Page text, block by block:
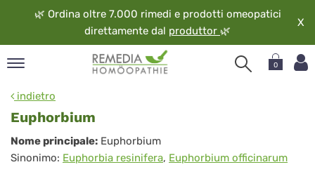
🌿 Ordina oltre 7.000 rimedi e prodotti omeopatici
direttamente dal produttor 🌿
X
0
indietro
Euphorbium
Euphorbium
Nome principale: Euphorbium
Sinonimo: Euphorbia resinifera, Euphorbium officinarum